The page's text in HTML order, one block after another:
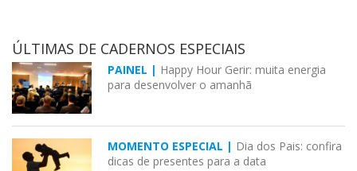
ÚLTIMAS DE CADERNOS ESPECIAIS
PAINEL | Happy Hour Gerir: muita energia
para desenvolver o amanhã
MOMENTO ESPECIAL | Dia dos Pais: confira
dicas de presentes para a data